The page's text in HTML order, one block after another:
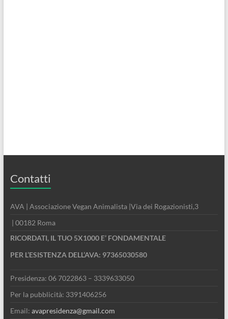
Contatti
AVA | Associazione Vegan Animalista |Via dei Rogazionisti,3
| 00182 Roma
RICORDATI, IL TUO 5X1000 E’ FONDAMENTALE
PER L’ESISTENZA DELL’AVA: 97365030580
Presidenza: 06 7022863 – 3339633050
Per la pubblicità: 3391406256
Email: avapresidenza@gmail.com